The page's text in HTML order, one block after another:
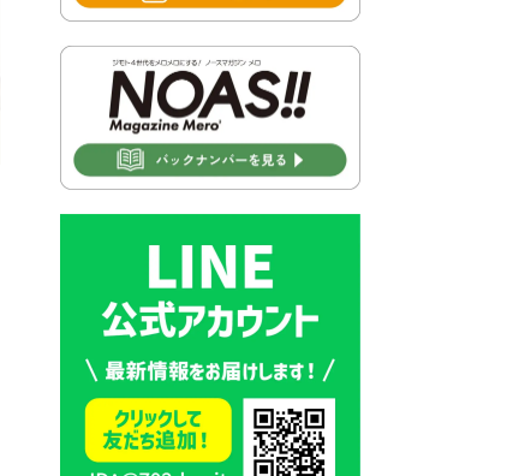
書が変わります！
2026年7月30日 豊前市立豊前
中学校の進捗状況について
2026年7月30日 豊前市立学校
2026年7月30日 豊前市立学校
紹介≪再編計画の見直しにつ
いて≫
2026年7月29日 豊前市指定ご
み袋販売のお知らせ
2026年7月28日 豊前カラス天
狗みなと祭り（花火大会）開
催決定！